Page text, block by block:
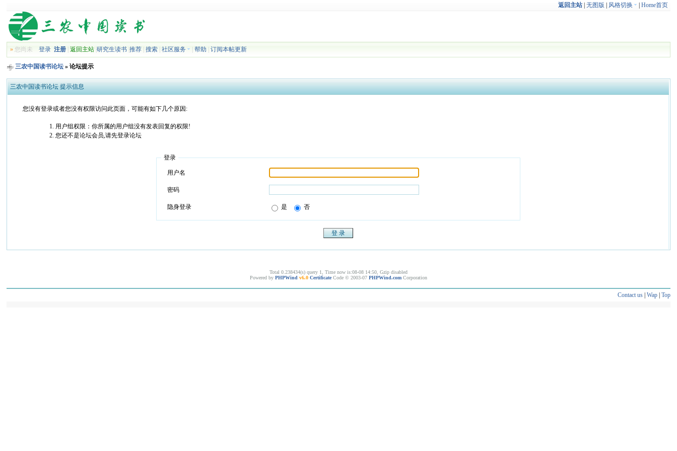
返回主站| 无图版 风格切换 Home首页
» 您尚未登录 注册 |返回主站 |研究生读书 |推荐 |搜索 |社区服务 |帮助 |订阅本帖更新
三农中国读书论坛 » 论坛提示
三农中国读书论坛 提示信息
您没有登录或者您没有权限访问此页面，可能有如下几个原因:
用户组权限：你所属的用户组没有发表回复的权限!
您还不是论坛会员,请先登录论坛
登录
用户名
密码
隐身登录 是 否
Total 0.238434(s) query 1, Time now is:08-08 14:50, Gzip disabled
Powered by PHPWind v6.0 Certificate Code © 2003-07 PHPWind.com Corporation
Contact us| Wap| Top